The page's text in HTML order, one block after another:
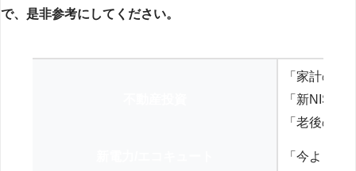
で、是非参考にしてください。
「家計の見
「新NISA
「老後の
「今より